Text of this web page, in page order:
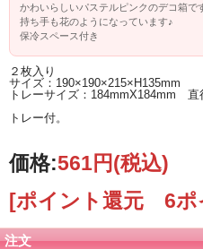
かわいらしいパステルピンクのデコ箱で
持ち手も花のようになっています♪
保冷スペース付き
２枚入り
サイズ：190×190×215×H135mm
トレーサイズ：184mmX184mm 直
トレー付。
価格:561円(税込)
[ポイント還元 6ポ
注文